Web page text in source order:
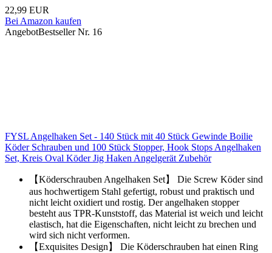
22,99 EUR
Bei Amazon kaufen
AngebotBestseller Nr. 16
FYSL Angelhaken Set - 140 Stück mit 40 Stück Gewinde Boilie
Köder Schrauben und 100 Stück Stopper, Hook Stops Angelhaken
Set, Kreis Oval Köder Jig Haken Angelgerät Zubehör
【Köderschrauben Angelhaken Set】 Die Screw Köder sind
aus hochwertigem Stahl gefertigt, robust und praktisch und
nicht leicht oxidiert und rostig. Der angelhaken stopper
besteht aus TPR-Kunststoff, das Material ist weich und leicht
elastisch, hat die Eigenschaften, nicht leicht zu brechen und
wird sich nicht verformen.
【Exquisites Design】 Die Köderschrauben hat einen Ring